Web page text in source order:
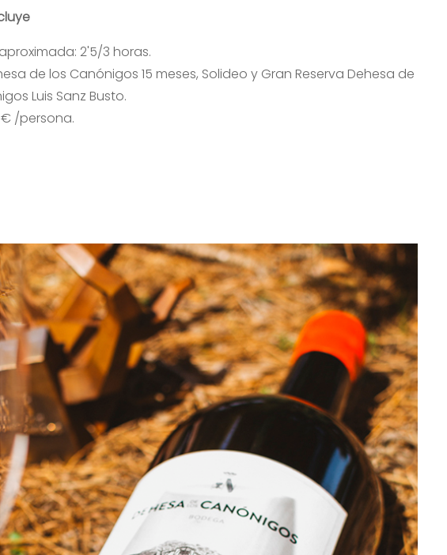
2'5/3 horas.
de los Canónigos 15 meses, Solideo y Gran Reserva Dehesa de
Luis Sanz Busto.
€ /persona.